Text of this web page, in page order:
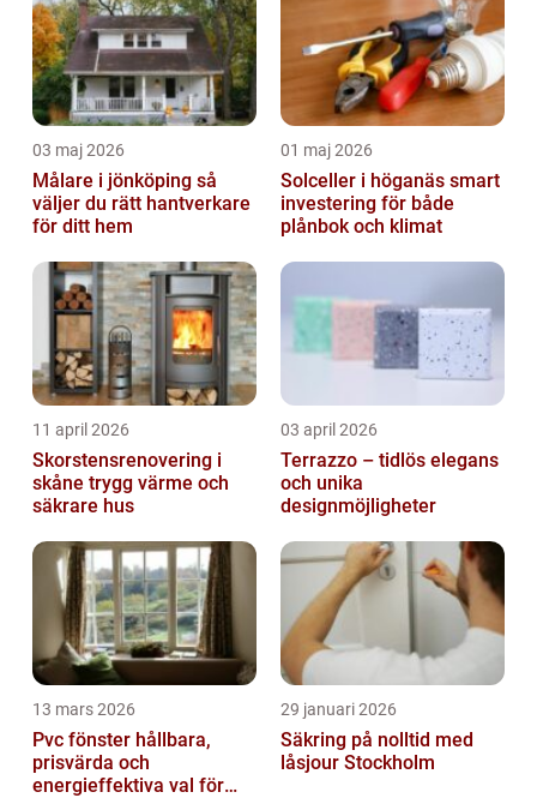
03 maj 2026
Målare i jönköping så
väljer du rätt hantverkare
för ditt hem
01 maj 2026
Solceller i höganäs smart
investering för både
plånbok och klimat
11 april 2026
Skorstensrenovering i
skåne trygg värme och
säkrare hus
03 april 2026
Terrazzo – tidlös elegans
och unika
designmöjligheter
13 mars 2026
Pvc fönster hållbara,
prisvärda och
energieffektiva val för
29 januari 2026
Säkring på nolltid med
låsjour Stockholm